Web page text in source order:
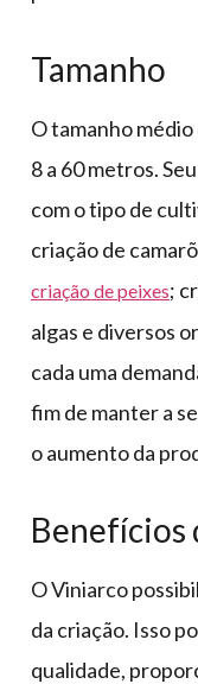
Tamanho
O tamanho
8 a 60 metros.
com o tipo de
criação de
criação de peixes;
algas e diversos
cada uma
fim de manter a
o aumento da
Benefícios
O Viniarco
da criação. Isso
qualidade,